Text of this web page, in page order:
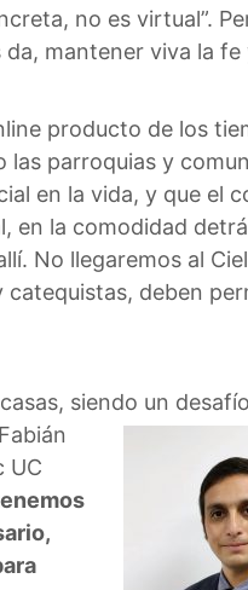
no es virtual”.
mantener viva la fe
producto de los
las parroquias y
en la vida, y que el
en la comodidad
No llegaremos al
deben
siendo un
UC